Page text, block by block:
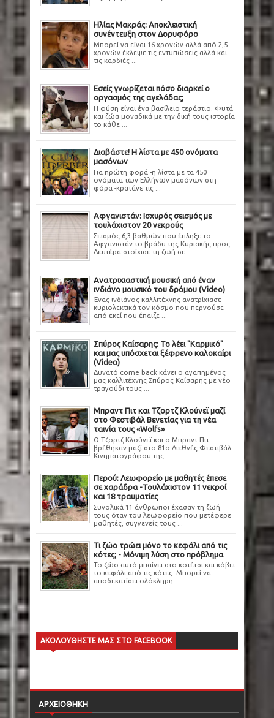
Ηλίας Μακράς: Αποκλειστική
συνέντευξη στον Δορυφόρο
Μπορεί να είναι 16 χρονών αλλά από 2,5
χρονών έκλεψε τις εντυπώσεις αλλά και
τις καρδιές ...
Εσείς γνωρίζεται πόσο διαρκεί ο
οργασμός της αγελάδας;
Η φύση είναι ένα βασίλειο τεράστιο. Φυτά
και ζώα μοναδικά με την δική τους ιστορία
το κάθε ...
Διαβάστε! Η λίστα με 450 ονόματα
μασόνων
Για πρώτη φορά -η λίστα με τα 450
ονόματα των Ελλήνων μασόνων στη
φόρα -κρατάνε τις ...
Αφγανιστάν: Ισχυρός σεισμός με
τουλάχιστον 20 νεκρούς
Σεισμός 6,3 βαθμών που έπληξε το
Αφγανιστάν το βράδυ της Κυριακής προς
Δευτέρα στοίχισε τη ζωή σε ...
Ανατριχιαστική μουσική από έναν
ινδιάνο μουσικό του δρόμου (Video)
Ένας ινδιάνος καλλιτέχνης ανατρίχιασε
κυριολεκτικά τον κόσμο που περνούσε
από εκεί που έπαιζε ...
Σπύρος Καίσαρης: Το λέει "Καρμικό"
και μας υπόσχεται ξέφρενο καλοκαίρι
(Video)
Δυνατό come back κάνει ο αγαπημένος
μας καλλιτέχνης Σπύρος Καίσαρης με νέο
τραγούδι τους ...
Μπραντ Πιτ και Τζορτζ Κλούνεϊ μαζί
στο Φεστιβάλ Βενετίας για τη νέα
ταινία τους «Wolfs»
Ο Τζορτζ Κλούνεϊ και ο Μπραντ Πιτ
βρέθηκαν μαζί στο 81ο Διεθνές Φεστιβάλ
Κινηματογράφου της ...
Περού: Λεωφορείο με μαθητές έπεσε
σε χαράδρα -Τουλάχιστον 11 νεκροί
και 18 τραυματίες
Συνολικά 11 άνθρωποι έχασαν τη ζωή
τους όταν του λεωφορείο που μετέφερε
μαθητές, συγγενείς τους ...
Τι ζώο τρώει μόνο το κεφάλι από τις
κότες; - Μόνιμη λύση στο πρόβλημα
Το ζώο αυτό μπαίνει στο κοτέτσι και κόβει
το κεφάλι από τις κότες. Μπορεί να
αποδεκατίσει ολόκληρη ...
ΑΚΟΛΟΥΘΗΣΤΕ ΜΑΣ ΣΤΟ FACEBOOK
ΑΡΧΕΙΟΘΗΚΗ